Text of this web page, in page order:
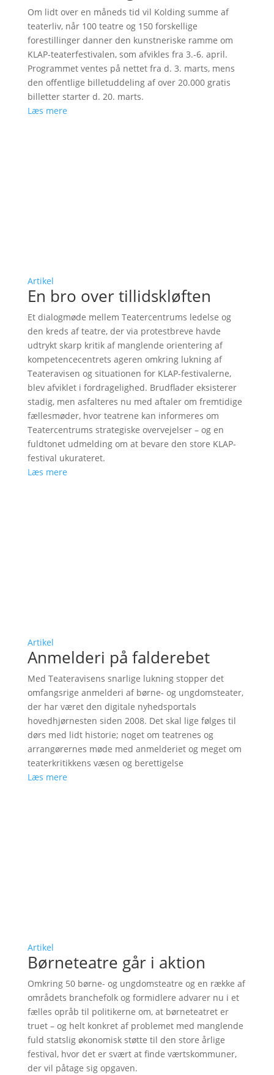
Om lidt over en måneds tid vil Kolding summe af
teaterliv, når 100 teatre og 150 forskellige
forestillinger danner den kunstneriske ramme om
KLAP-teaterfestivalen, som afvikles fra 3.-6. april.
Programmet ventes på nettet fra d. 3. marts, mens
den offentlige billetuddeling af over 20.000 gratis
billetter starter d. 20. marts.
Læs mere
Artikel
En bro over tillidskløften
Et dialogmøde mellem Teatercentrums ledelse og
den kreds af teatre, der via protestbreve havde
udtrykt skarp kritik af manglende orientering af
kompetencecentrets ageren omkring lukning af
Teateravisen og situationen for KLAP-festivalerne,
blev afviklet i fordragelighed. Brudflader eksisterer
stadig, men asfalteres nu med aftaler om fremtidige
fællesmøder, hvor teatrene kan informeres om
Teatercentrums strategiske overvejelser – og en
fuldtonet udmelding om at bevare den store KLAP-
festival ukurateret.
Læs mere
Artikel
Anmelderi på falderebet
Med Teateravisens snarlige lukning stopper det
omfangsrige anmelderi af børne- og ungdomsteater,
der har været den digitale nyhedsportals
hovedhjørnesten siden 2008. Det skal lige følges til
dørs med lidt historie; noget om teatrenes og
arrangørernes møde med anmelderiet og meget om
teaterkritikkens væsen og berettigelse
Læs mere
Artikel
Børneteatre går i aktion
Omkring 50 børne- og ungdomsteatre og en række af
områdets branchefolk og formidlere advarer nu i et
fælles opråb til politikerne om, at børneteatret er
truet – og helt konkret af problemet med manglende
fuld statslig økonomisk støtte til den store årlige
festival, hvor det er svært at finde værtskommuner,
der vil påtage sig opgaven.